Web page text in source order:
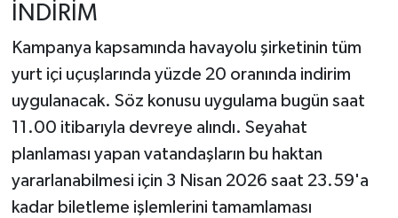
İNDİRİM
Kampanya kapsamında havayolu şirketinin tüm
yurt içi uçuşlarında yüzde 20 oranında indirim
uygulanacak. Söz konusu uygulama bugün saat
11.00 itibarıyla devreye alındı. Seyahat
planlaması yapan vatandaşların bu haktan
yararlanabilmesi için 3 Nisan 2026 saat 23.59'a
kadar biletleme işlemlerini tamamlaması